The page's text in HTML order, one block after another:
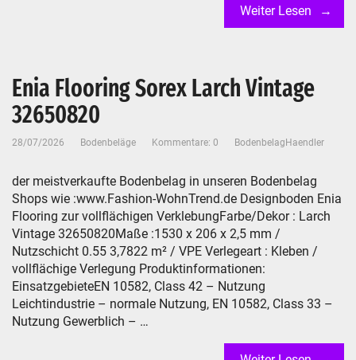
Weiter Lesen
Enia Flooring Sorex Larch Vintage
32650820
28/07/2026 Bodenbeläge Kommentare: 0 BodenbelagHaendler
der meistverkaufte Bodenbelag in unseren Bodenbelag
Shops wie :www.Fashion-WohnTrend.de Designboden Enia
Flooring zur vollflächigen VerklebungFarbe/Dekor : ​Larch
Vintage 32650820Maße :1530 x 206 x 2,5 mm /
Nutzschicht 0.55 3,7822 m² / VPE Verlegeart : Kleben /
vollflächige Verlegung Produktinformationen:
EinsatzgebieteEN 10582, Class 42 – Nutzung
Leichtindustrie – normale Nutzung, EN 10582, Class 33 –
Nutzung Gewerblich – …